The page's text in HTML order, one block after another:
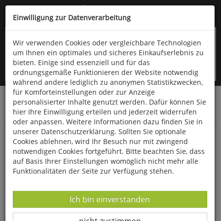
Kompletten Head der Seite überspringen
oder (06766) 9323-960
Startseite Bücher Downloads
Zeitschriften
SportPraxis
Spielen mit Hand und Ball in der Grundschule
Einwilligung zur Datenverarbeitung
Wir verwenden Cookies oder vergleichbare Technologien
um Ihnen ein optimales und sicheres Einkaufserlebnis zu
bieten. Einige sind essenziell und für das
ordnungsgemäße Funktionieren der Website notwendig
während andere lediglich zu anonymen Statistikzwecken,
für Komforteinstellungen oder zur Anzeige
personalisierter Inhalte genutzt werden. Dafür können Sie
hier Ihre Einwilligung erteilen und jederzeit widerrufen
oder anpassen. Weitere Informationen dazu finden Sie in
unserer Datenschutzerklärung. Sollten Sie optionale
Cookies ablehnen, wird Ihr Besuch nur mit zwingend
notwendigen Cookies fortgeführt. Bitte beachten Sie, dass
auf Basis Ihrer Einstellungen womöglich nicht mehr alle
Funktionalitäten der Seite zur Verfügung stehen.
Datenverarbeitung -
Ich bin einverstanden